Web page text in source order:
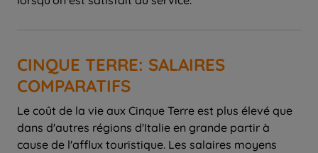
CINQUE TERRE: SALAIRES
COMPARATIFS
Le coût de la vie aux Cinque Terre est plus élevé que
dans d'autres régions d'Italie en grande partir à
cause de l'afflux touristique. Les salaires moyens